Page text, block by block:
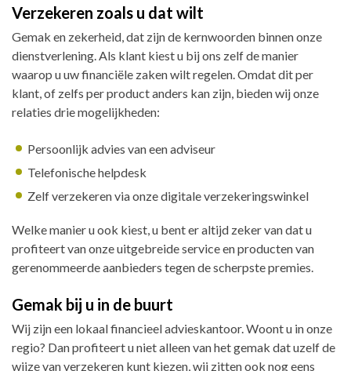
Verzekeren zoals u dat wilt
Gemak en zekerheid, dat zijn de kernwoorden binnen onze
dienstverlening. Als klant kiest u bij ons zelf de manier
waarop u uw financiële zaken wilt regelen. Omdat dit per
klant, of zelfs per product anders kan zijn, bieden wij onze
relaties drie mogelijkheden:
Persoonlijk advies van een adviseur
Telefonische helpdesk
Zelf verzekeren via onze digitale verzekeringswinkel
Welke manier u ook kiest, u bent er altijd zeker van dat u
profiteert van onze uitgebreide service en producten van
gerenommeerde aanbieders tegen de scherpste premies.
Gemak bij u in de buurt
Wij zijn een lokaal financieel advieskantoor. Woont u in onze
regio? Dan profiteert u niet alleen van het gemak dat uzelf de
wijze van verzekeren kunt kiezen, wij zitten ook nog eens